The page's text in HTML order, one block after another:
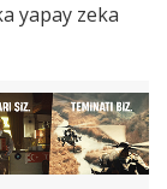
yapay zeka